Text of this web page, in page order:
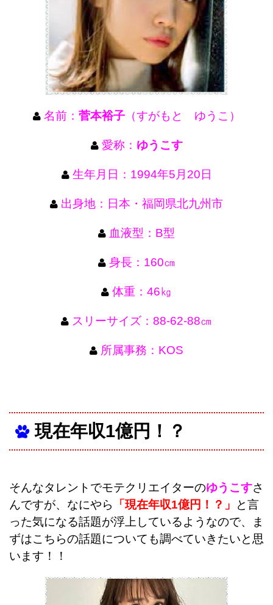
名前： 菅本裕子（すがもと ゆうこ）
愛称： ゆうこす
生年月日：1994年5月20日
出身地：日本・福岡県北九州市
血液型：B型
身長：160㎝
体重：46㎏
スリーサイズ：88‐62‐88㎝
所属事務：KOS
現在年収1億円！？
そんなタレントでモテクリエイターのゆうこすさ
んですが、なにやら
「現在年収1億円！？」
と言
った気になる話題が浮上しているようなので、ま
ずはこちらの話題についても調べていきたいと思
います！！